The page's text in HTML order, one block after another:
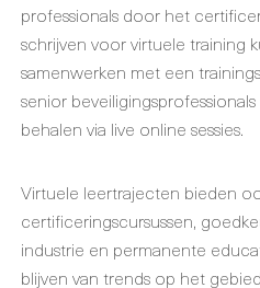
professionals door het
schrijven voor virtuele training
samenwerken met een
senior
behalen via live online sessies.
Virtuele leertrajecten bieden
certificeringscursussen,
industrie en permanente
blijven van trends op het